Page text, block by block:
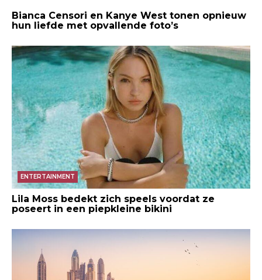
Bianca Censori en Kanye West tonen opnieuw
hun liefde met opvallende foto’s
ENTERTAINMENT
Lila Moss bedekt zich speels voordat ze
poseert in een piepkleine bikini